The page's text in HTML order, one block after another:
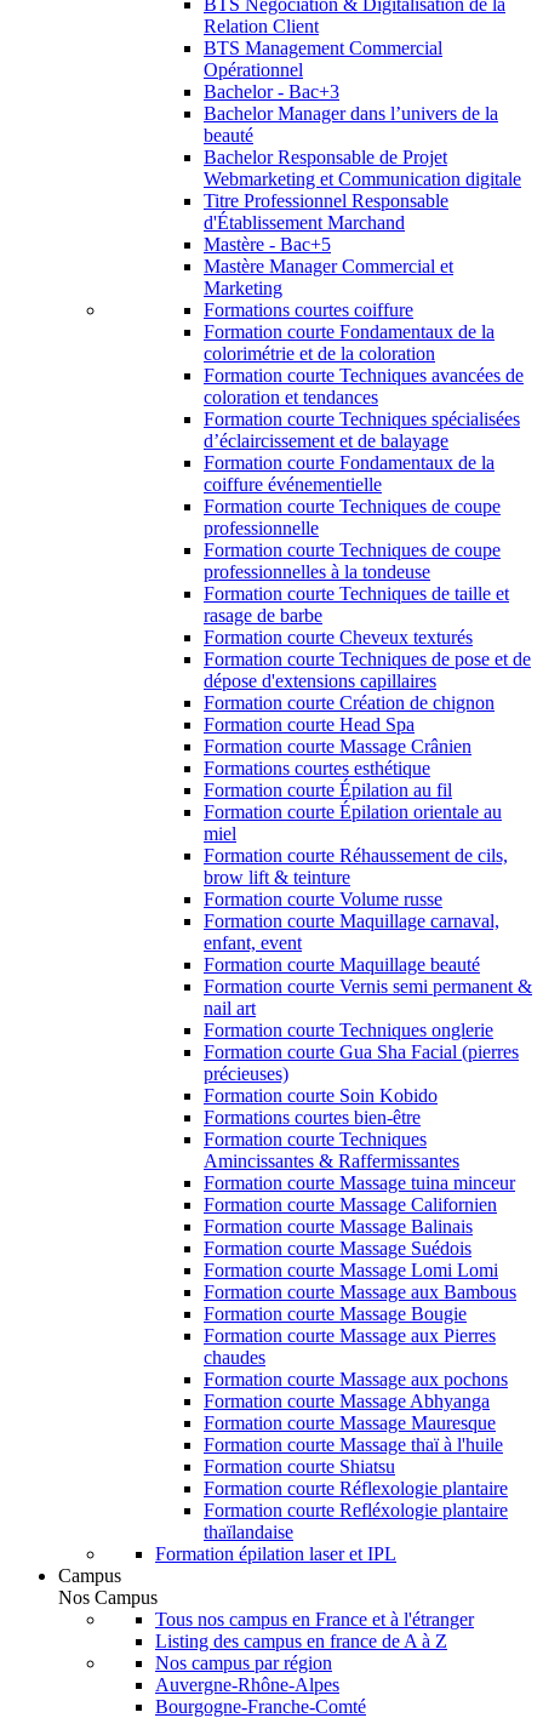
BTS Négociation & Digitalisation de la
Relation Client
BTS Management Commercial
Opérationnel
Bachelor - Bac+3
Bachelor Manager dans l’univers de la
beauté
Bachelor Responsable de Projet
Webmarketing et Communication digitale
Titre Professionnel Responsable
d'Établissement Marchand
Mastère - Bac+5
Mastère Manager Commercial et
Marketing
Formations courtes coiffure
Formation courte Fondamentaux de la
colorimétrie et de la coloration
Formation courte Techniques avancées de
coloration et tendances
Formation courte Techniques spécialisées
d’éclaircissement et de balayage
Formation courte Fondamentaux de la
coiffure événementielle
Formation courte Techniques de coupe
professionnelle
Formation courte Techniques de coupe
professionnelles à la tondeuse
Formation courte Techniques de taille et
rasage de barbe
Formation courte Cheveux texturés
Formation courte Techniques de pose et de
dépose d'extensions capillaires
Formation courte Création de chignon
Formation courte Head Spa
Formation courte Massage Crânien
Formations courtes esthétique
Formation courte Épilation au fil
Formation courte Épilation orientale au
miel
Formation courte Réhaussement de cils,
brow lift & teinture
Formation courte Volume russe
Formation courte Maquillage carnaval,
enfant, event
Formation courte Maquillage beauté
Formation courte Vernis semi permanent &
nail art
Formation courte Techniques onglerie
Formation courte Gua Sha Facial (pierres
précieuses)
Formation courte Soin Kobido
Formations courtes bien-être
Formation courte Techniques
Amincissantes & Raffermissantes
Formation courte Massage tuina minceur
Formation courte Massage Californien
Formation courte Massage Balinais
Formation courte Massage Suédois
Formation courte Massage Lomi Lomi
Formation courte Massage aux Bambous
Formation courte Massage Bougie
Formation courte Massage aux Pierres
chaudes
Formation courte Massage aux pochons
Formation courte Massage Abhyanga
Formation courte Massage Mauresque
Formation courte Massage thaï à l'huile
Formation courte Shiatsu
Formation courte Réflexologie plantaire
Formation courte Refléxologie plantaire
thaïlandaise
Formation épilation laser et IPL
Campus
Nos Campus
Tous nos campus en France et à l'étranger
Listing des campus en france de A à Z
Nos campus par région
Auvergne-Rhône-Alpes
Bourgogne-Franche-Comté